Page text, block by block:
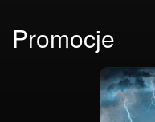
Promocje